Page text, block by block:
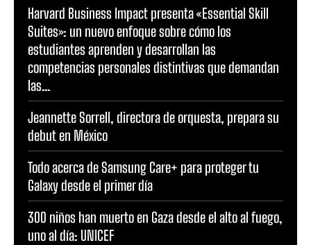
Harvard Business Impact presenta «Essential Skill
Suites»: un nuevo enfoque sobre cómo los
estudiantes aprenden y desarrollan las
competencias personales distintivas que demandan
las...
Jeannette Sorrell, directora de orquesta, prepara su
debut en México
Todo acerca de Samsung Care+ para proteger tu
Galaxy desde el primer día
300 niños han muerto en Gaza desde el alto al fuego,
uno al día: UNICEF